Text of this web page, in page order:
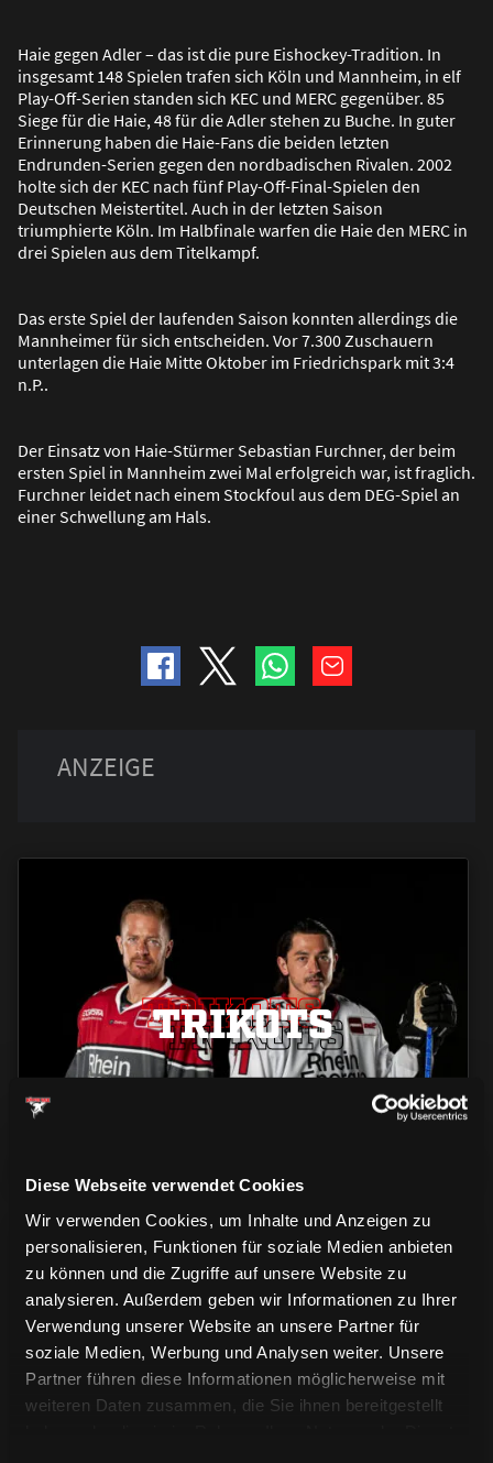
Diese Webseite verwendet Cookies
Wir verwenden Cookies, um Inhalte und Anzeigen zu
personalisieren, Funktionen für soziale Medien anbieten
zu können und die Zugriffe auf unsere Website zu
analysieren. Außerdem geben wir Informationen zu Ihrer
Verwendung unserer Website an unsere Partner für
soziale Medien, Werbung und Analysen weiter. Unsere
Partner führen diese Informationen möglicherweise mit
weiteren Daten zusammen, die Sie ihnen bereitgestellt
Haie gegen Adler – das ist die pure Eishockey-Tradition. In
insgesamt 148 Spielen trafen sich Köln und Mannheim, in elf
Play-Off-Serien standen sich KEC und MERC gegenüber. 85
Siege für die Haie, 48 für die Adler stehen zu Buche. In guter
Erinnerung haben die Haie-Fans die beiden letzten
Endrunden-Serien gegen den nordbadischen Rivalen. 2002
holte sich der KEC nach fünf Play-Off-Final-Spielen den
Deutschen Meistertitel. Auch in der letzten Saison
triumphierte Köln. Im Halbfinale warfen die Haie den MERC in
drei Spielen aus dem Titelkampf.
Das erste Spiel der laufenden Saison konnten allerdings die
Mannheimer für sich entscheiden. Vor 7.300 Zuschauern
unterlagen die Haie Mitte Oktober im Friedrichspark mit 3:4
n.P..
Der Einsatz von Haie-Stürmer Sebastian Furchner, der beim
ersten Spiel in Mannheim zwei Mal erfolgreich war, ist fraglich.
Furchner leidet nach einem Stockfoul aus dem DEG-Spiel an
einer Schwellung am Hals.
TRIKOTS
TRIKOTS
TRIKOTS
CAPS & CO
CAPS & CO
CAPS & CO